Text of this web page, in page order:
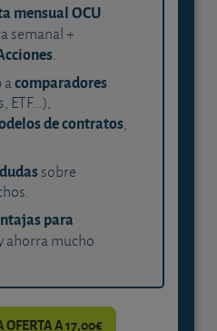
mensual OCU
semanal +
.
acomparadores
ETF...),
de contratos,
sobre
para
ahorra mucho
OFERTA A 17,00€